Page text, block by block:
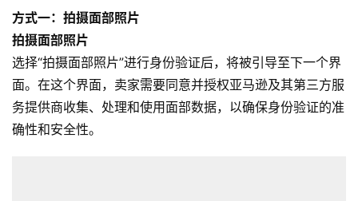
方式一：拍摄面部照片
拍摄面部照片
选择“拍摄面部照片”进行身份验证后，将被引导至下一个界
面。在这个界面，卖家需要同意并授权亚马逊及其第三方服
务提供商收集、处理和使用面部数据，以确保身份验证的准
确性和安全性。